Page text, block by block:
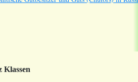
Klassen